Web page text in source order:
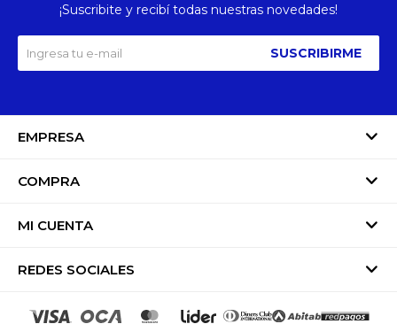
EMPRESA
COMPRA
MI CUENTA
REDES SOCIALES
¡Suscribite y recibí todas nuestras novedades!
SUSCRIBIRME